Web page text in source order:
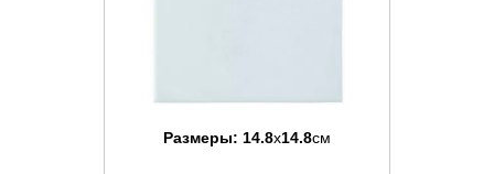
Размеры: 14.8x14.8см